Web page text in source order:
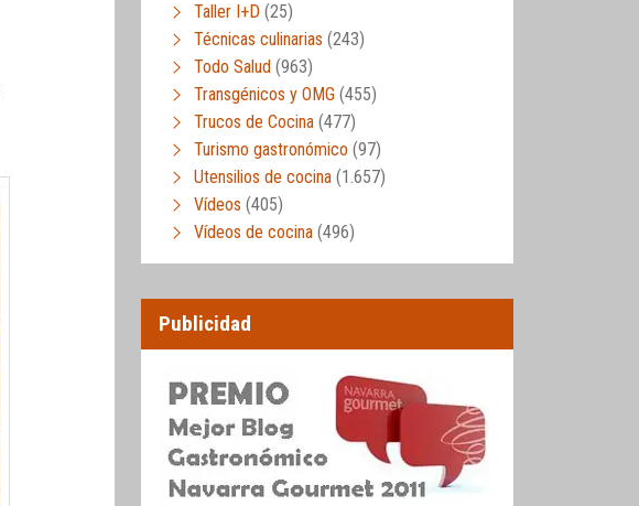
Taller I+D (25)
Técnicas culinarias (243)
Todo Salud (963)
Transgénicos y OMG (455)
Trucos de Cocina (477)
Turismo gastronómico (97)
Utensilios de cocina (1.657)
Vídeos (405)
Vídeos de cocina (496)
Publicidad